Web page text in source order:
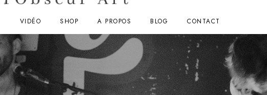
VIDÉO SHOP A PROPOS BLOG CONTACT